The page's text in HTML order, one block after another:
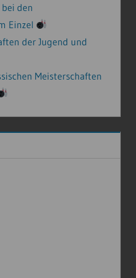
den
Einzel
der Jugend und
Meisterschaften